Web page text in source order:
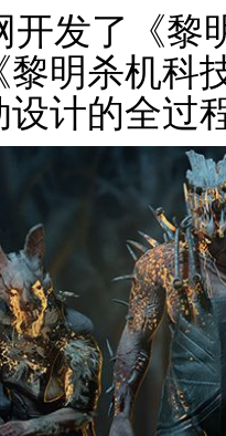
开发了《黎
明杀机科
计的全过